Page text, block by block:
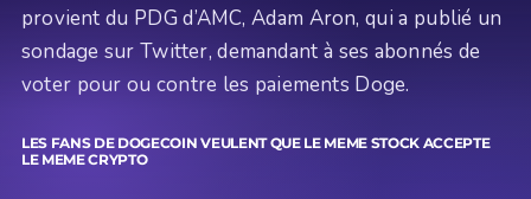
provient du PDG d’AMC, Adam Aron, qui a publié un
sondage sur Twitter, demandant à ses abonnés de
voter pour ou contre les paiements Doge.
LES FANS DE DOGECOIN VEULENT QUE LE MEME STOCK ACCEPTE
LE MEME CRYPTO